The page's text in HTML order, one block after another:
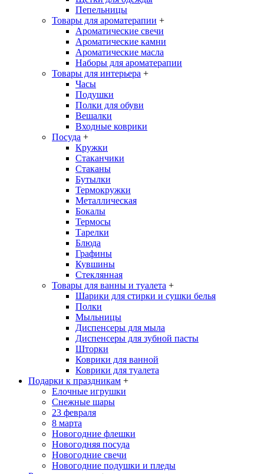
Пепельницы
Товары для ароматерапии +
Ароматические свечи
Ароматические камни
Ароматические масла
Наборы для ароматерапии
Товары для интерьера +
Часы
Подушки
Полки для обуви
Вешалки
Входные коврики
Посуда +
Кружки
Стаканчики
Стаканы
Бутылки
Термокружки
Металлическая
Бокалы
Термосы
Тарелки
Блюда
Графины
Кувшины
Стеклянная
Товары для ванны и туалета +
Шарики для стирки и сушки белья
Полки
Мыльницы
Диспенсеры для мыла
Диспенсеры для зубной пасты
Шторки
Коврики для ванной
Коврики для туалета
Подарки к праздникам +
Елочные игрушки
Снежные шары
23 февраля
8 марта
Новогодние флешки
Новогодняя посуда
Новогодние свечи
Новогодние подушки и пледы